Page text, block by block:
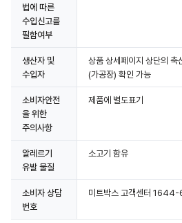
법에 따른
수입신고를
필함여부
생산자 및
수입자
상품 상세페이지 상단의 축
(가공장) 확인 가능
소비자안전
을 위한
주의사항
제품에 별도표기
알레르기
유발 물질
소고기 함유
소비자 상담
번호
미트박스 고객센터